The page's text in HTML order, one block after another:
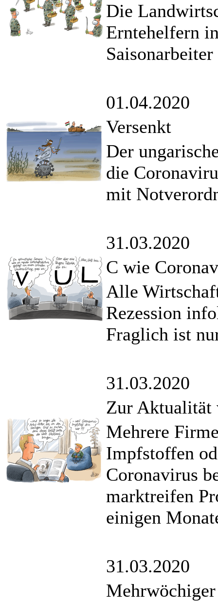
Die
Erntehelfern
01.04.2020
Versenkt
Der
die
mit
31.03.2020
C wie
Alle
Rezession
Fraglich ist
31.03.2020
Zur Aktualität
Mehrere
Impfstoffen
Coronavirus
marktreifen
einigen
31.03.2020